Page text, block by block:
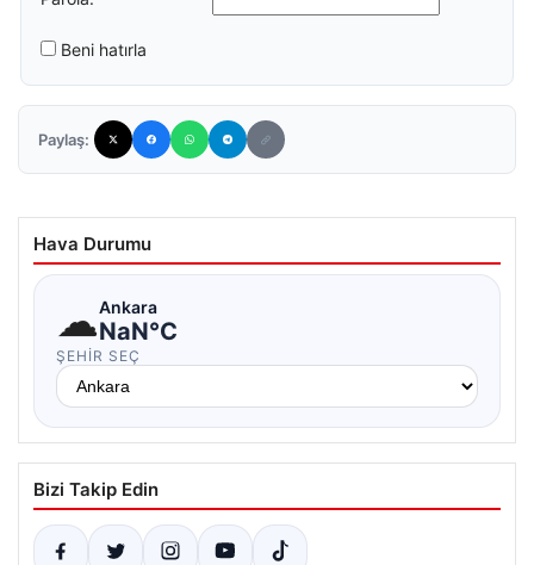
Beni hatırla
Paylaş:
Hava Durumu
☁Ankara
NaN°C
ŞEHIR SEÇ
Bizi Takip Edin